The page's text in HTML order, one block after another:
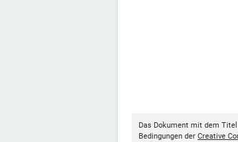
Das Dokument mit dem
Bedingungen der Creative